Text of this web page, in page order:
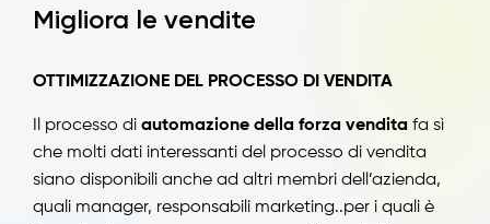
Migliora le vendite
OTTIMIZZAZIONE DEL PROCESSO DI VENDITA
Il processo di automazione della forza vendita fa sì
che molti dati interessanti del processo di vendita
siano disponibili anche ad altri membri dell’azienda,
quali manager, responsabili marketing..per i quali è